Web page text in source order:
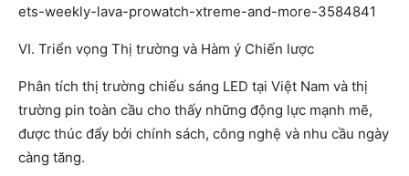
ets-weekly-lava-prowatch-xtreme-and-more-3584841
VI. Triển vọng Thị trường và Hàm ý Chiến lược
Phân tích thị trường chiếu sáng LED tại Việt Nam và thị
trường pin toàn cầu cho thấy những động lực mạnh mẽ,
được thúc đẩy bởi chính sách, công nghệ và nhu cầu ngày
càng tăng.